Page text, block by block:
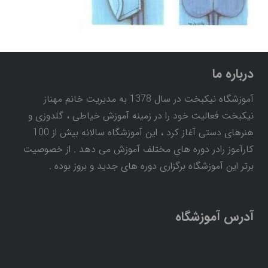
درباره ما
آموزشگاه نیکبخت در سال 1378 به مدیریت خانم مهناز
نیکبخت فعالیت خود را در زمینه آموزش خیاطی ، گلدوزی و
هنرهای دستی آغاز کرد ، این آموزشگاه سالانه بیش از 100
کارآموز رادر دوره های مختلف آموزش می دهد . از خصوصیت
برتر این آموزشگاه برگزاری دوره های جدید و بروز بوده .
آدرس آموزشگاه